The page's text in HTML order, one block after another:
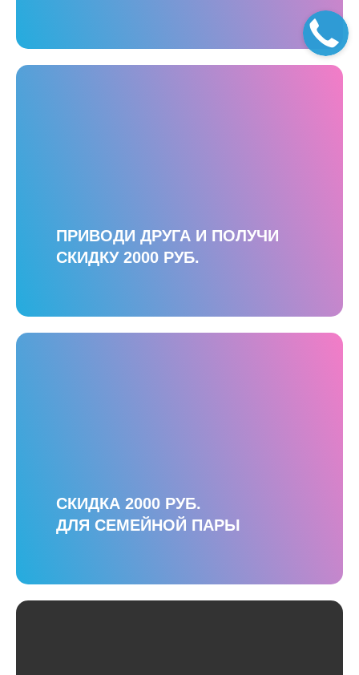
ПРИВОДИ ДРУГА И ПОЛУЧИ
СКИДКУ 2000 РУБ.
СКИДКА 2000 РУБ.
ДЛЯ СЕМЕЙНОЙ ПАРЫ